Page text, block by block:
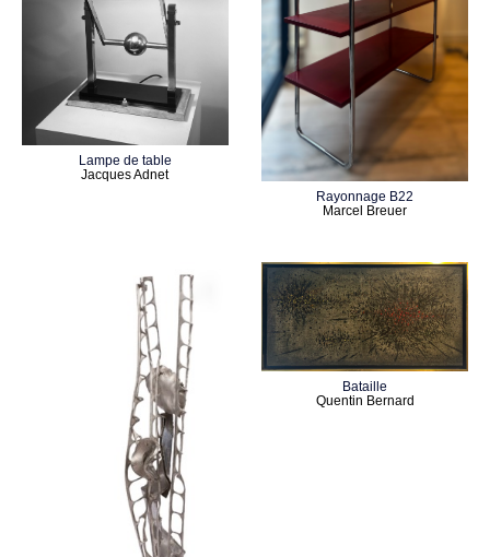
Lampe de table
Jacques Adnet
Rayonnage B22
Marcel Breuer
Bataille
Quentin Bernard